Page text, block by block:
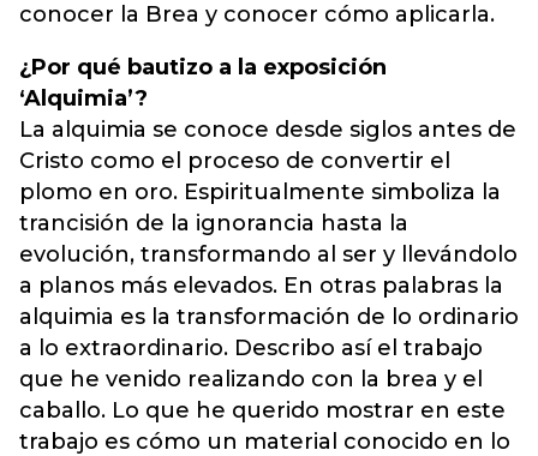
conocer la Brea y conocer cómo aplicarla.
¿Por qué bautizo a la exposición
‘Alquimia’?
La alquimia se conoce desde siglos antes de
Cristo como el proceso de convertir el
plomo en oro. Espiritualmente simboliza la
trancisión de la ignorancia hasta la
evolución, transformando al ser y llevándolo
a planos más elevados. En otras palabras la
alquimia es la transformación de lo ordinario
a lo extraordinario. Describo así el trabajo
que he venido realizando con la brea y el
caballo. Lo que he querido mostrar en este
trabajo es cómo un material conocido en lo